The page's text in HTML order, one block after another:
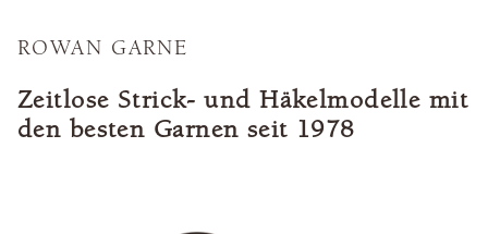
ROWAN GARNE
Zeitlose Strick- und Häkelmodelle mit
den besten Garnen seit 1978